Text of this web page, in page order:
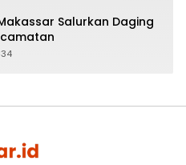
Salurkan Daging